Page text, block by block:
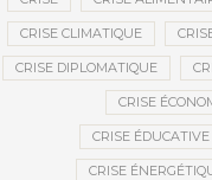
CRISE CLIMATIQUE
CRISE DIPLOMATIQUE
CRISE
CRISE
CRISE